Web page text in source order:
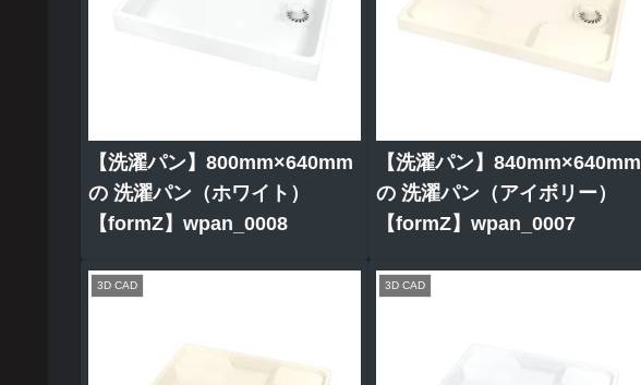
【洗濯パン】800mm×640mm
の 洗濯パン（ホワイト）
【formZ】wpan_0008
【洗濯パン】840mm×640mm
の 洗濯パン（アイボリー）
【formZ】wpan_0007
3D CAD 3D CAD